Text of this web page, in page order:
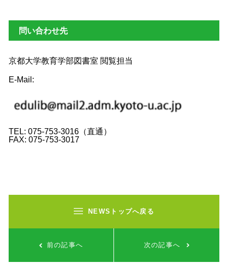
問い合わせ先
京都大学教育学部図書室 閲覧担当
E-Mail:
TEL: 075-753-3016（直通）
FAX: 075-753-3017
前の記事へ
NEWSトップへ戻る
次の記事へ